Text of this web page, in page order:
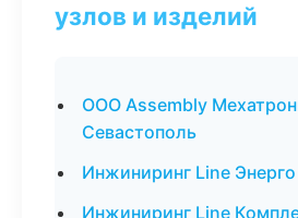
узлов и изделий
ООО Assembly
Севастополь
Инжиниринг Line
Инжиниринг Line